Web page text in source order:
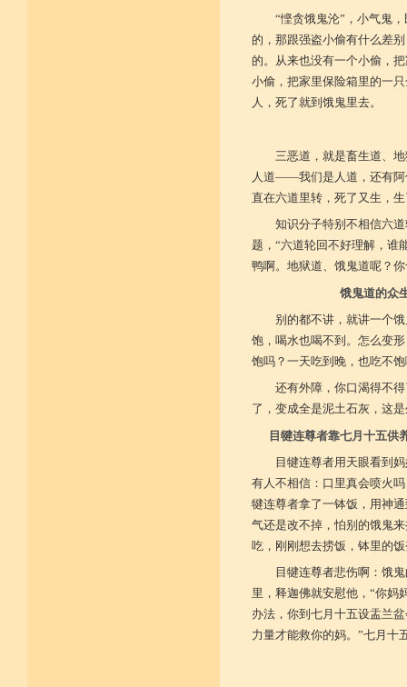
“悭贪饿鬼沦”，小气鬼
的，那跟强盗小偷有什么差
的。从来也没有一个小偷，
小偷，把家里保险箱里的一
人，死了就到饿鬼里去。
三恶道，就是畜生道、
人道——我们是人道，还有阿
直在六道里转，死了又生，
知识分子特别不相信六
题，“六道轮回不好理解，谁
鸭啊。地狱道、饿鬼道呢？
饿鬼道的众
别的都不讲，就讲一个
饱，喝水也喝不到。怎么变
饱吗？一天吃到晚，也吃不
还有外障，你口渴得不
了，变成全是泥土石灰，这
目犍连尊者靠七月十五供
目犍连尊者用天眼看到
有人不相信：口里真会喷火
犍连尊者拿了一钵饭，用神
气还是改不掉，怕别的饿鬼
吃，刚刚想去捞饭，钵里的
目犍连尊者悲伤啊：饿
里，释迦佛就安慰他，“你妈
办法，你到七月十五设盂兰
力量才能救你的妈。”七月十